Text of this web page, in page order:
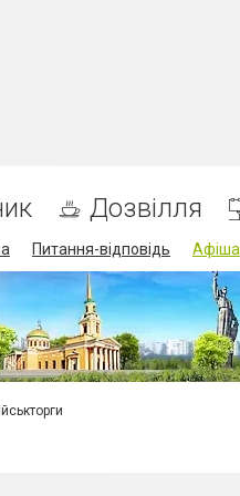
Дозвілля
Питання-відповідь Афіша